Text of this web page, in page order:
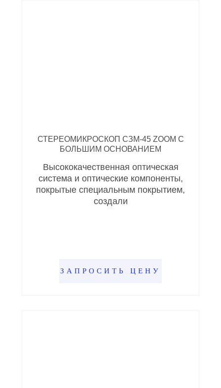
СТЕРЕОМИКРОСКОП СЗМ-45 ZOOM С
БОЛЬШИМ ОСНОВАНИЕМ
Высококачественная оптическая
система и оптические компоненты,
покрытые специальным покрытием,
создали
ЗАПРОСИТЬ ЦЕНУ